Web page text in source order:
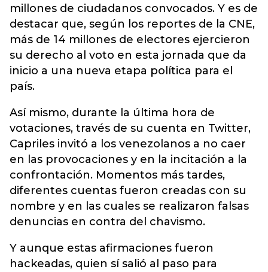
millones de ciudadanos convocados. Y es de
destacar que, según los reportes de la CNE,
más de 14 millones de electores ejercieron
su derecho al voto en esta jornada que da
inicio a una nueva etapa política para el
país.
Así mismo, durante la última hora de
votaciones, través de su cuenta en Twitter,
Capriles invitó a los venezolanos a no caer
en las provocaciones y en la incitación a la
confrontación. Momentos más tardes,
diferentes cuentas fueron creadas con su
nombre y en las cuales se realizaron falsas
denuncias en contra del chavismo.
Y aunque estas afirmaciones fueron
hackeadas, quien sí salió al paso para